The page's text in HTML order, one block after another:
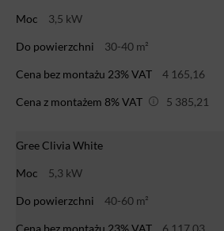
Moc 3,5 kW
Do powierzchni 30-40 m²
Cena bez montażu 23% VAT 4 165,16
Cena z montażem 8% VAT 5 385,21
Gree Clivia White
Moc 5,3 kW
Do powierzchni 40-60 m²